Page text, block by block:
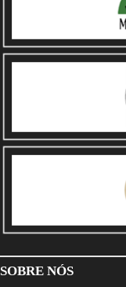
SOBRE NÓS